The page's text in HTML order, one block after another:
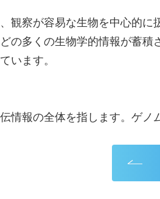
観察が容易な生物を中心的
の多くの生物学的情報が蓄
います。
情報の全体を指します。ゲ